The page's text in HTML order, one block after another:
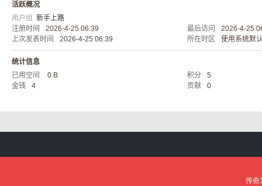
服
活跃概况
用户组 新手上路
注册时间
2026-4-25 06:39 最后访问
2026-4-25
上次发表时间
2026-4-25 06:39 所在时区 使用系统默
统计信息
已用空间
0 B 积分
5
金钱
4 贡献 0
传奇